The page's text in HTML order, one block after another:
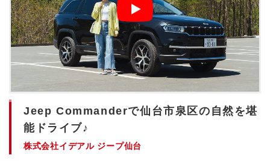
Jeep Commanderで仙台市泉区の自然を堪
能ドライブ♪
株式会社イデアル ジープ仙台